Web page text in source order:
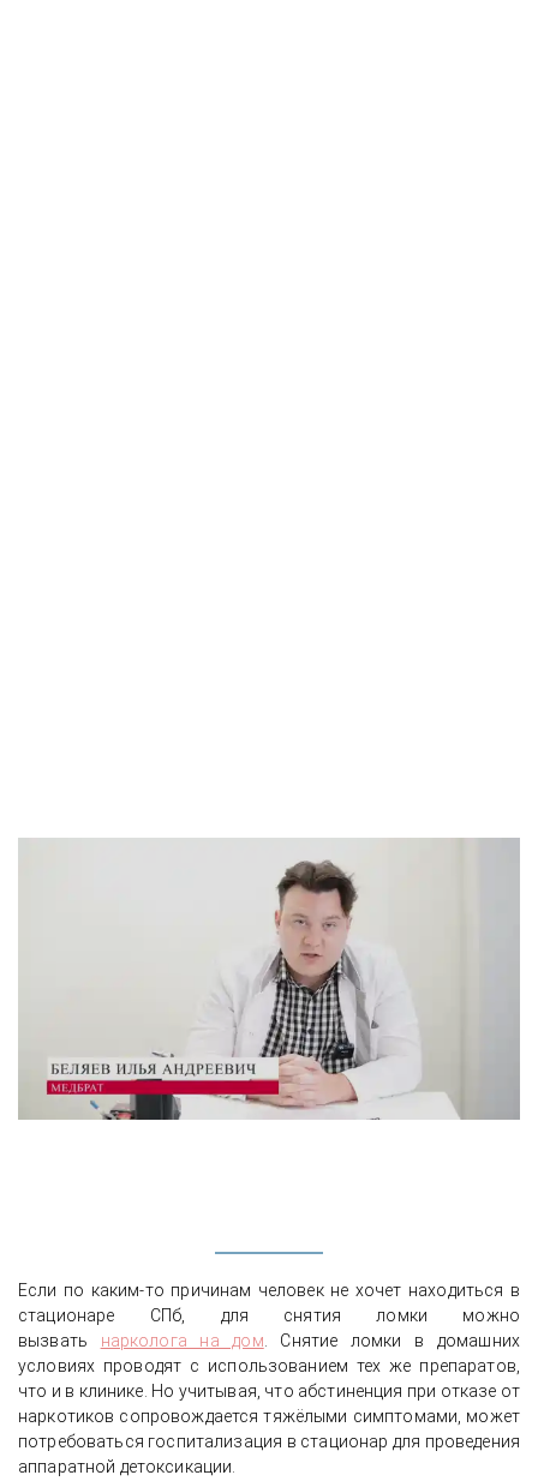
Если по каким-то причинам человек не хочет находиться в
стационаре СПб, для снятия ломки можно
вызвать нарколога на дом . Снятие ломки в домашних
условиях проводят с использованием тех же препаратов,
что и в клинике. Но учитывая, что абстиненция при отказе от
наркотиков сопровождается тяжёлыми симптомами, может
потребоваться госпитализация в стационар для проведения
аппаратной детоксикации.